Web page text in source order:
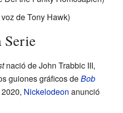
de Tony Hawk)
Serie
nació de John Trabbic III,
guiones gráficos deBob
Nickelodeon anunció